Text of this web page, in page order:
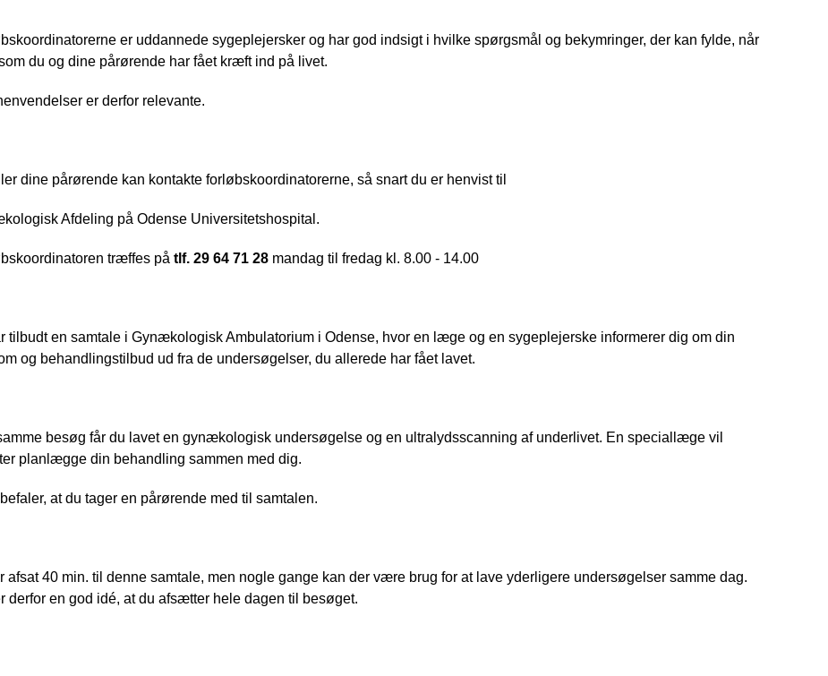
er uddannede sygeplejersker og har god indsigt i hvilke spørgsmål og bekymringer, der kan fylde, når
du og dine pårørende har fået kræft ind på livet.
er derfor relevante.
dine pårørende kan kontakte forløbskoordinatorerne, så snart du er henvist til
Afdeling på Odense Universitetshospital.
træffes på tlf. 29 64 71 28 mandag til fredag kl. 8.00 - 14.00
tilbudt en samtale i Gynækologisk Ambulatorium i Odense, hvor en læge og en sygeplejerske informerer dig om din
og behandlingstilbud ud fra de undersøgelser, du allerede har fået lavet.
besøg får du lavet en gynækologisk undersøgelse og en ultralydsscanning af underlivet. En speciallæge vil
planlægge din behandling sammen med dig.
at du tager en pårørende med til samtalen.
afsat 40 min. til denne samtale, men nogle gange kan der være brug for at lave yderligere undersøgelser samme dag.
derfor en god idé, at du afsætter hele dagen til besøget.